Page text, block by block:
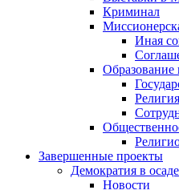
Криминал
Иная
Образование
Завершенные проекты
Демократия в осаде
Новости